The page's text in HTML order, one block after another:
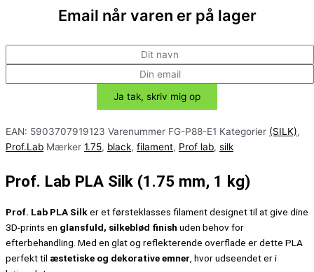
Email når varen er på lager
EAN: 5903707919123 Varenummer FG-P88-E1 Kategorier (SILK),
Prof.Lab Mærker 1.75, black, filament, Prof lab, silk
Prof. Lab PLA Silk (1.75 mm, 1 kg)
Prof. Lab PLA Silker et førsteklasses filament designet til at give dine
3D-prints en glansfuld, silkeblød finish uden behov for
efterbehandling. Med en glat og reflekterende overflade er dette PLA
perfekt til æstetiske og dekorative emner , hvor udseendet er i